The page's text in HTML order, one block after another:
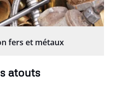
fers et métaux
atouts